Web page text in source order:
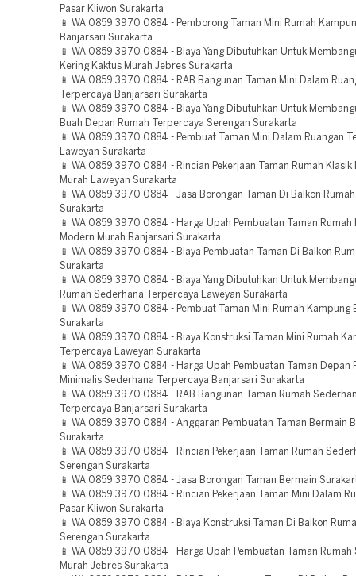
Pasar Kliwon Surakarta
📱 WA 0859 3970 0884 - Pemborong Taman Mini Rumah
Banjarsari Surakarta
📱 WA 0859 3970 0884 - Biaya Yang Dibutuhkan Untuk
Kering Kaktus Murah Jebres Surakarta
📱 WA 0859 3970 0884 - RAB Bangunan Taman Mini Dalam
Terpercaya Banjarsari Surakarta
📱 WA 0859 3970 0884 - Biaya Yang Dibutuhkan Untuk
Buah Depan Rumah Terpercaya Serengan Surakarta
📱 WA 0859 3970 0884 - Pembuat Taman Mini Dalam Ruangan
Laweyan Surakarta
📱 WA 0859 3970 0884 - Rincian Pekerjaan Taman Rumah Klasik
Murah Laweyan Surakarta
📱 WA 0859 3970 0884 - Jasa Borongan Taman Di Balkon
Surakarta
📱 WA 0859 3970 0884 - Harga Upah Pembuatan Taman Rumah
Modern Murah Banjarsari Surakarta
📱 WA 0859 3970 0884 - Biaya Pembuatan Taman Di Balkon
Surakarta
📱 WA 0859 3970 0884 - Biaya Yang Dibutuhkan Untuk
Rumah Sederhana Terpercaya Laweyan Surakarta
📱 WA 0859 3970 0884 - Pembuat Taman Mini Rumah Kampung
Surakarta
📱 WA 0859 3970 0884 - Biaya Konstruksi Taman Mini Rumah
Terpercaya Laweyan Surakarta
📱 WA 0859 3970 0884 - Harga Upah Pembuatan Taman Depan
Minimalis Sederhana Terpercaya Banjarsari Surakarta
📱 WA 0859 3970 0884 - RAB Bangunan Taman Rumah
Terpercaya Banjarsari Surakarta
📱 WA 0859 3970 0884 - Anggaran Pembuatan Taman Bermain
Surakarta
📱 WA 0859 3970 0884 - Rincian Pekerjaan Taman Rumah
Serengan Surakarta
📱 WA 0859 3970 0884 - Jasa Borongan Taman Bermain
📱 WA 0859 3970 0884 - Rincian Pekerjaan Taman Mini Dalam
Pasar Kliwon Surakarta
📱 WA 0859 3970 0884 - Biaya Konstruksi Taman Di Balkon
Serengan Surakarta
📱 WA 0859 3970 0884 - Harga Upah Pembuatan Taman Rumah
Murah Jebres Surakarta